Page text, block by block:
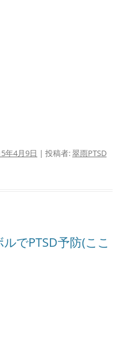
年4月9日 | 投稿者:翠雨PTSD
でPTSD予防(ここ